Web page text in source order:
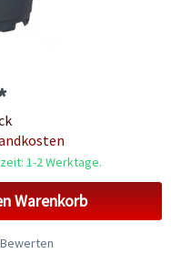
1-2 Werktage.
Warenkorb
Bewerten